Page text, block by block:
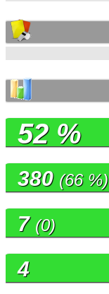
52 %
380 (66 %)
7 (0)
4